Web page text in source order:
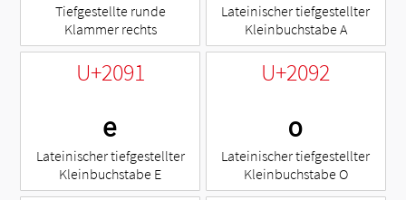
Tiefgestellte runde
Klammer rechts
Lateinischer tiefgestellter
Kleinbuchstabe A
U+2091
ₑ
Lateinischer tiefgestellter
Kleinbuchstabe E
U+2092
ₒ
Lateinischer tiefgestellter
Kleinbuchstabe O